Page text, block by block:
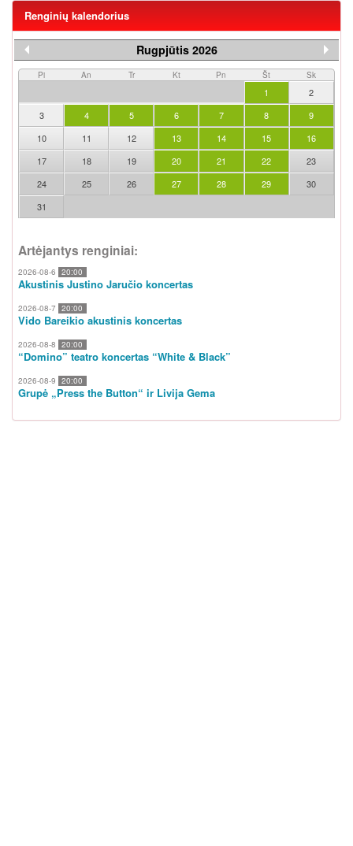
Renginių kalendorius
Rugpjūtis 2026
Pi An Tr Kt Pn Št Sk
1
2
3
4 5 6 7 8
9
10
11 12 13 14 15
16
17
18 19 20 21 22
23
24
25 26 27 28 29
30
31
Artėjantys renginiai:
2026-08-6 20:00
Akustinis Justino Jaručio koncertas
2026-08-7 20:00
Vido Bareikio akustinis koncertas
2026-08-8 20:00
“Domino” teatro koncertas “White & Black”
2026-08-9 20:00
Grupė „Press the Button“ ir Livija Gema